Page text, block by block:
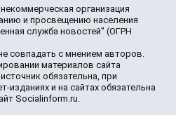
организация
и просвещению населения
служба новостей" (ОГРН
совпадать с мнением авторов.
материалов сайта
обязательна, при
изданиях и на сайтах обязательна
Socialinform.ru.